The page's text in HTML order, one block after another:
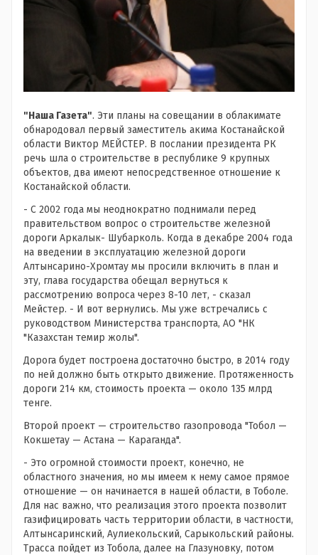
"Наша Газета". Эти планы на совещании в облакимате
обнародовал первый заместитель акима Костанайской
области Виктор МЕЙСТЕР. В послании президента РК
речь шла о строительстве в республике 9 крупных
объектов, два имеют непосредственное отношение к
Костанайской области.
- С 2002 года мы неоднократно поднимали перед
правительством вопрос о строительстве железной
дороги Аркалык- Шубарколь. Когда в декабре 2004 года
на введении в эксплуатацию железной дороги
Алтынсарино-Хромтау мы просили включить в план и
эту, глава государства обещал вернуться к
рассмотрению вопроса через 8-10 лет, - сказал
Мейстер. - И вот вернулись. Мы уже встречались с
руководством Министерства транспорта, АО "НК
"Казахстан темир жолы".
Дорога будет построена достаточно быстро, в 2014 году
по ней должно быть открыто движение. Протяженность
дороги 214 км, стоимость проекта — около 135 млрд
тенге.
Второй проект — строительство газопровода "Тобол —
Кокшетау — Астана — Караганда".
- Это огромной стоимости проект, конечно, не
областного значения, но мы имеем к нему самое прямое
отношение — он начинается в нашей области, в Тоболе.
Для нас важно, что реализация этого проекта позволит
газифицировать часть территории области, в частности,
Алтынсаринский, Аулиекольский, Сарыкольский районы.
Трасса пойдет из Тобола, далее на Глазуновку, потом